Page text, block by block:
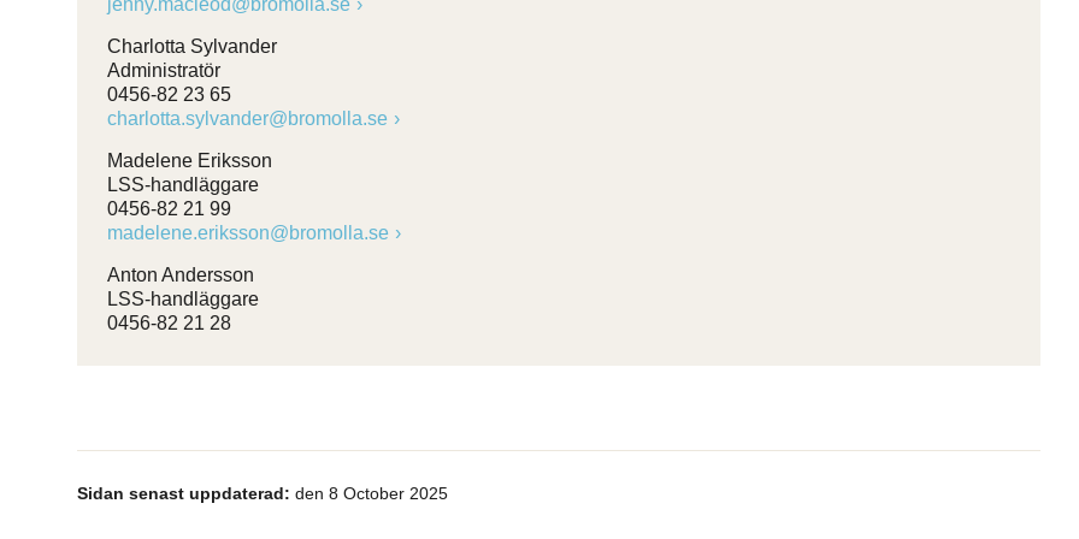
jenny.macleod@bromolla.se
Charlotta Sylvander
Administratör
0456-82 23 65
charlotta.sylvander@bromolla.se
Madelene Eriksson
LSS-handläggare
0456-82 21 99
madelene.eriksson@bromolla.se
Anton Andersson
LSS-handläggare
0456-82 21 28
Sidan senast uppdaterad: den 8 October 2025